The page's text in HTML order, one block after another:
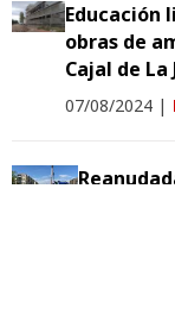
Educación
obras de
Cajal de La
07/08/2024 |